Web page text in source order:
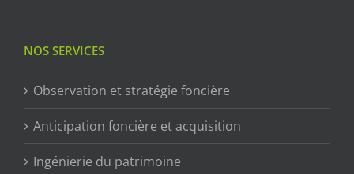
NOS SERVICES
Observation et stratégie foncière
Anticipation foncière et acquisition
Ingénierie du patrimoine